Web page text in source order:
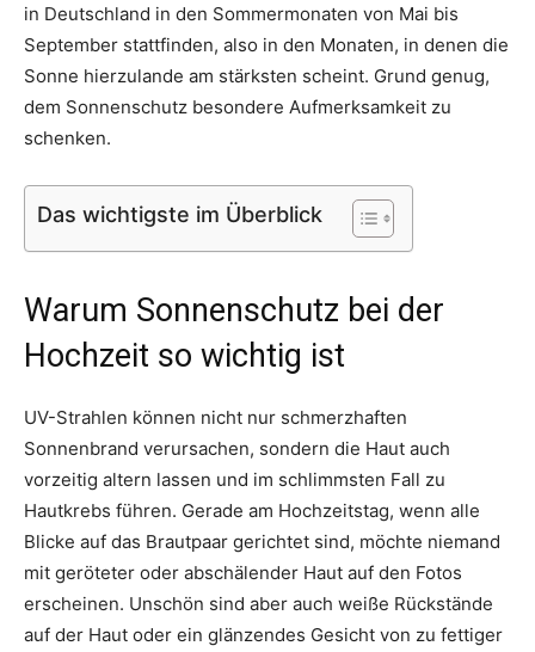
in Deutschland in den Sommermonaten von Mai bis
September stattfinden, also in den Monaten, in denen die
Sonne hierzulande am stärksten scheint. Grund genug,
dem Sonnenschutz besondere Aufmerksamkeit zu
schenken.
Das wichtigste im Überblick
Warum Sonnenschutz bei der
Hochzeit so wichtig ist
UV-Strahlen können nicht nur schmerzhaften
Sonnenbrand verursachen, sondern die Haut auch
vorzeitig altern lassen und im schlimmsten Fall zu
Hautkrebs führen. Gerade am Hochzeitstag, wenn alle
Blicke auf das Brautpaar gerichtet sind, möchte niemand
mit geröteter oder abschälender Haut auf den Fotos
erscheinen. Unschön sind aber auch weiße Rückstände
auf der Haut oder ein glänzendes Gesicht von zu fettiger